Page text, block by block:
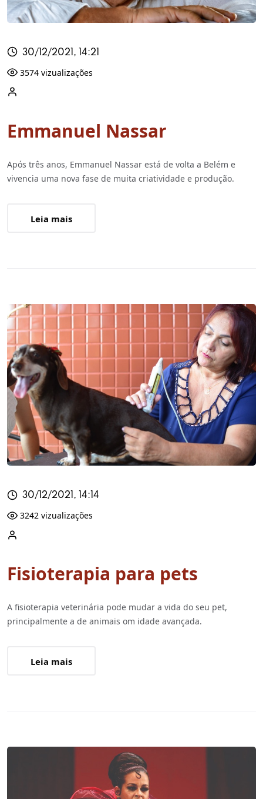
30/12/2021, 14:21
3574 vizualizações
Emmanuel Nassar
Após três anos, Emmanuel Nassar está de volta a Belém e
vivencia uma nova fase de muita criatividade e produção.
Leia mais
30/12/2021, 14:14
3242 vizualizações
Fisioterapia para pets
A fisioterapia veterinária pode mudar a vida do seu pet,
principalmente a de animais om idade avançada.
Leia mais